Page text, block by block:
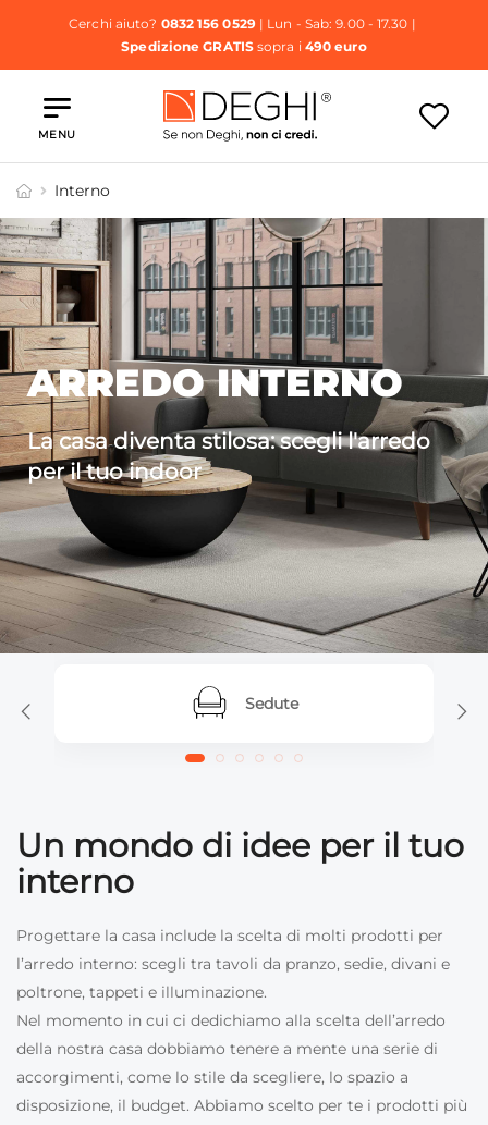
Cerchi aiuto? 0832 156 0529| Lun - Sab: 9.00 - 17.30 |
Spedizione GRATISsopra i 490 euro
MENU
Interno
ARREDO INTERNO
La casa diventa stilosa: scegli l'arredo
per il tuo indoor
Sedute
Un mondo di idee per il tuo
interno
Progettare la casa include la scelta di molti prodotti per
l’arredo interno: scegli tra tavoli da pranzo, sedie, divani e
poltrone, tappeti e illuminazione.
Nel momento in cui ci dedichiamo alla scelta dell’arredo
della nostra casa dobbiamo tenere a mente una serie di
accorgimenti, come lo stile da scegliere, lo spazio a
disposizione, il budget. Abbiamo scelto per te i prodotti più